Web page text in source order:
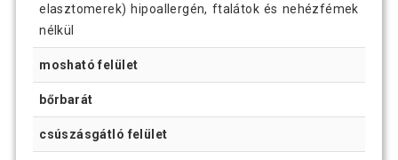
elasztomerek) hipoallergén, ftalátok és nehézfémek
nélkül
mosható felület
bőrbarát
csúszásgátló felület